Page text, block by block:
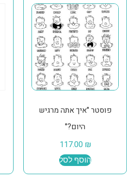
פוסטר "איך אתה מרגיש
היום?"
117.00 ₪
הוסף לסל